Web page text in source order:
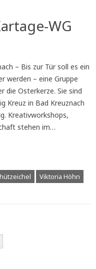
WG
– Bis zur Tür soll es ein
werden – eine Gruppe
die Osterkerze. Sie sind
Kreuz in Bad Kreuznach
Kreativworkshops,
stehen im…
Viktoria Höhn